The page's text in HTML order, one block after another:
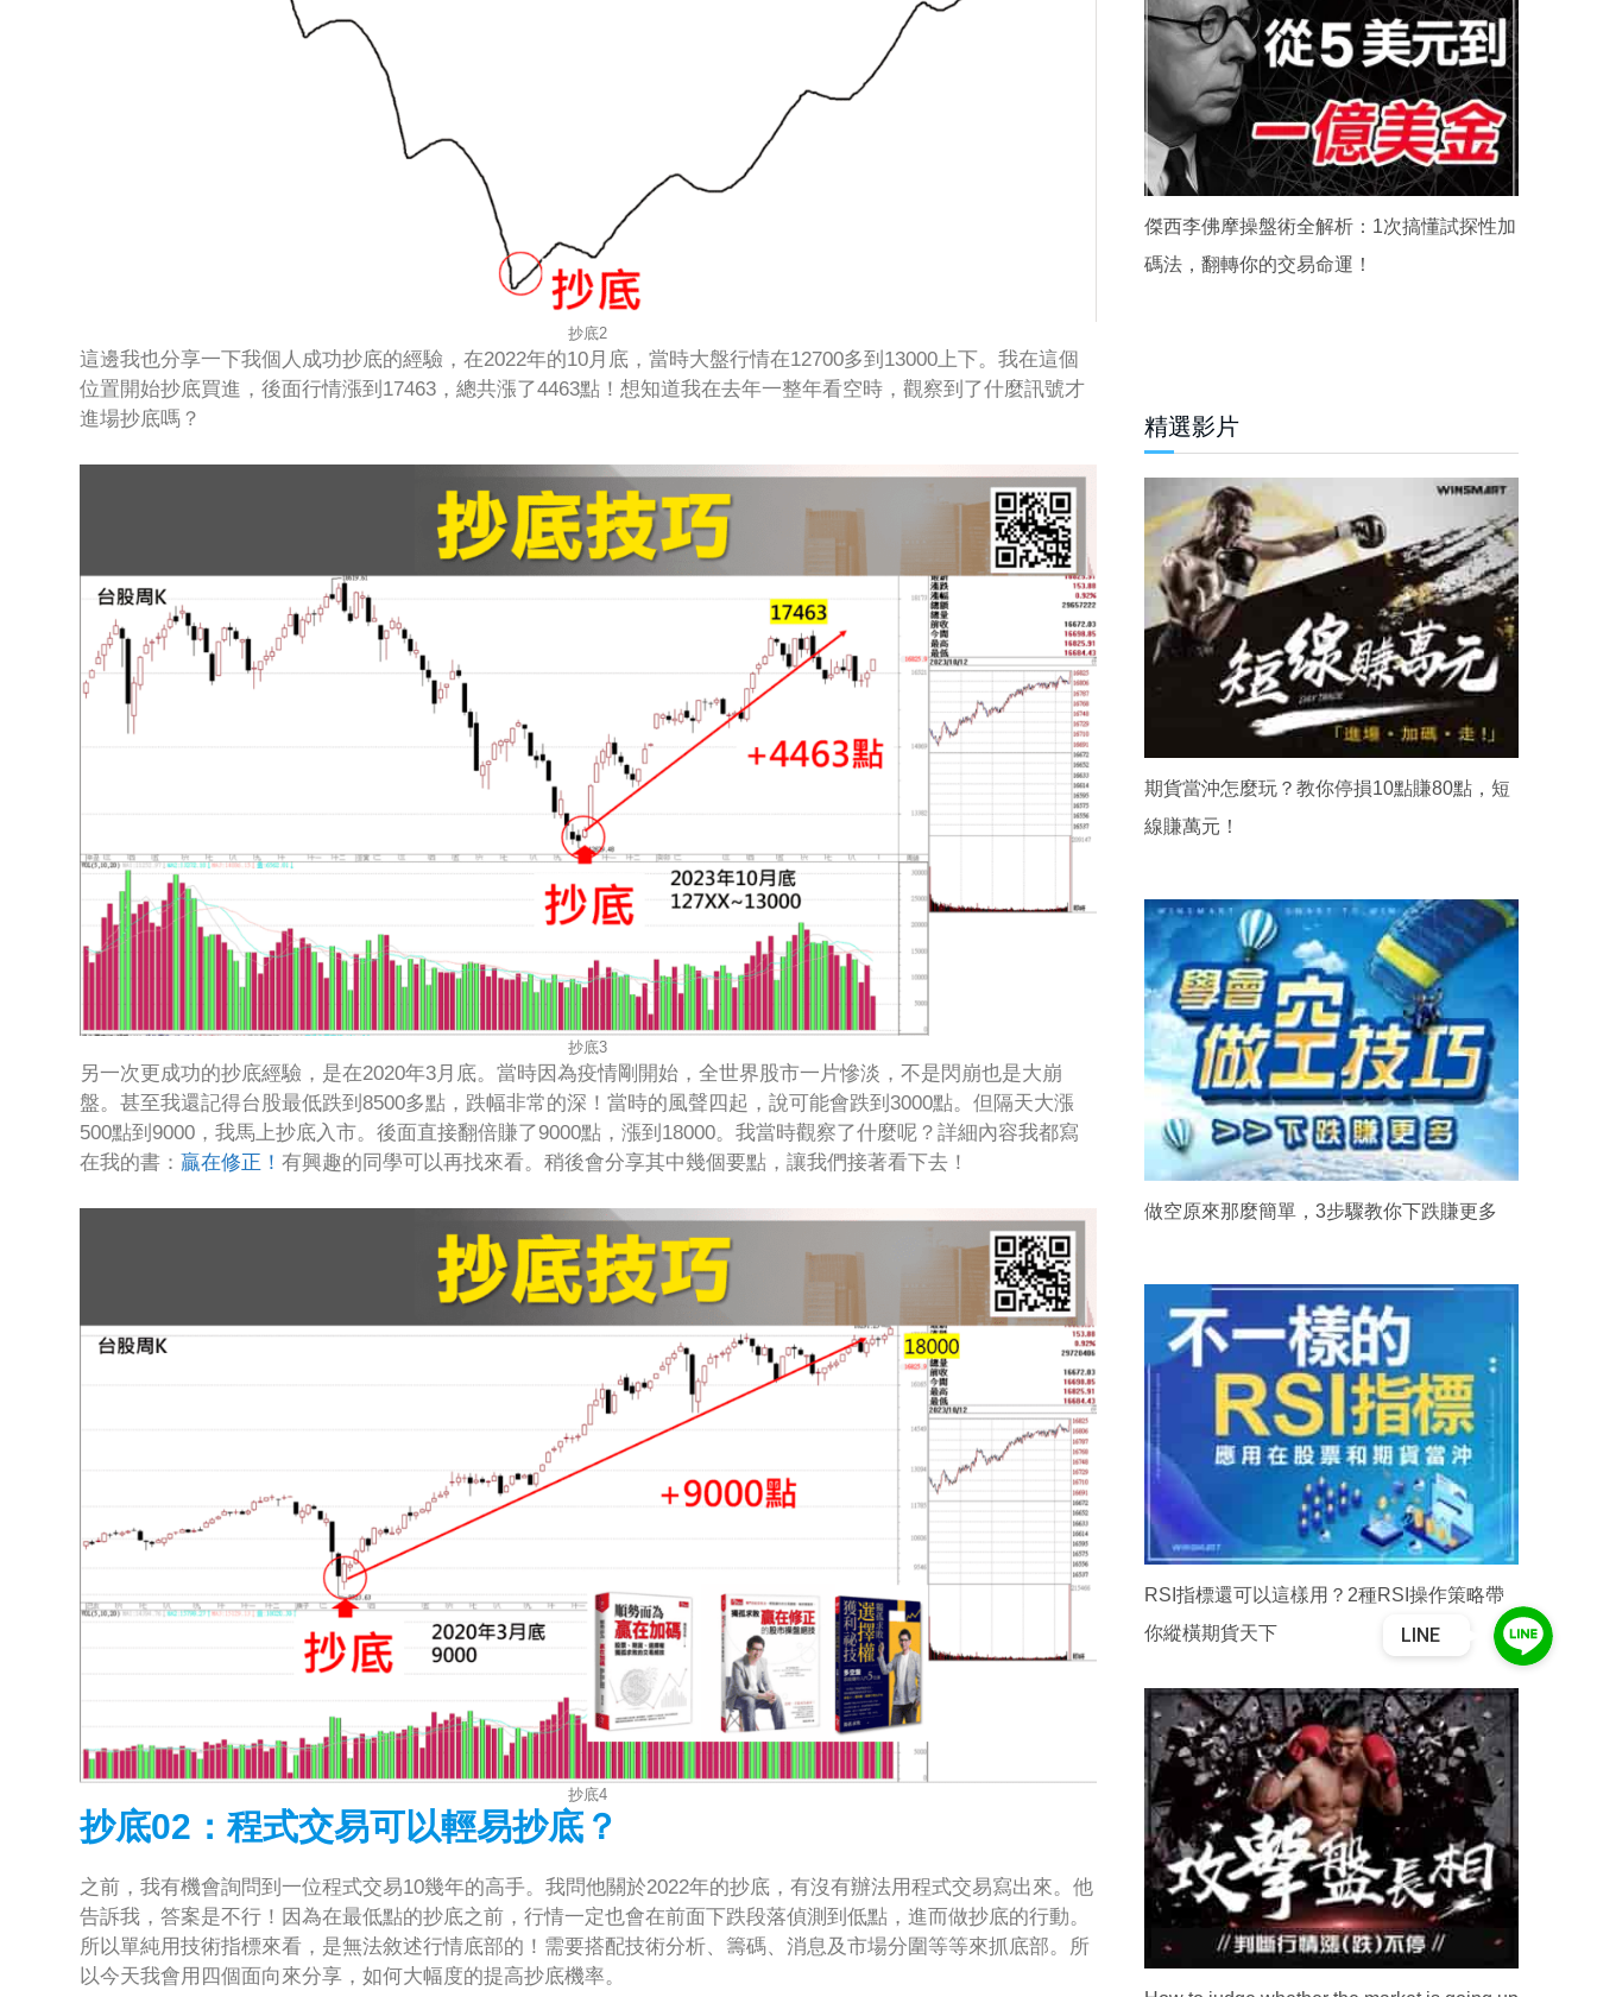
抄底2
這邊我也分享一下我個人成功抄底的經驗，在2022年的10月底，當時大盤行情在12700多到13000上下。我在這個
位置開始抄底買進，後面行情漲到17463，總共漲了4463點！想知道我在去年一整年看空時，觀察到了什麼訊號才
進場抄底嗎？
抄底3
另一次更成功的抄底經驗，是在2020年3月底。當時因為疫情剛開始，全世界股市一片慘淡，不是閃崩也是大崩
盤。甚至我還記得台股最低跌到8500多點，跌幅非常的深！當時的風聲四起，說可能會跌到3000點。但隔天大漲
500點到9000，我馬上抄底入市。後面直接翻倍賺了9000點，漲到18000。我當時觀察了什麼呢？詳細內容我都寫
在我的書： 贏在修正！ 有興趣的同學可以再找來看。稍後會分享其中幾個要點，讓我們接著看下去！
抄底4
抄底02：程式交易可以輕易抄底？
之前，我有機會詢問到一位程式交易10幾年的高手。我問他關於2022年的抄底，有沒有辦法用程式交易寫出來。他
告訴我，答案是不行！因為在最低點的抄底之前，行情一定也會在前面下跌段落偵測到低點，進而做抄底的行動。
所以單純用技術指標來看，是無法敘述行情底部的！需要搭配技術分析、籌碼、消息及市場分圍等等來抓底部。所
以今天我會用四個面向來分享，如何大幅度的提高抄底機率。
傑西李佛摩操盤術全解析：1次搞懂試探性加
碼法，翻轉你的交易命運！
精選影片
期貨當沖怎麼玩？教你停損10點賺80點，短
線賺萬元！
做空原來那麼簡單，3步驟教你下跌賺更多
RSI指標還可以這樣用？2種RSI操作策略帶
你縱橫期貨天下
LINE